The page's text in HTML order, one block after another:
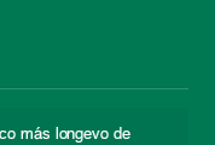
más longevo de